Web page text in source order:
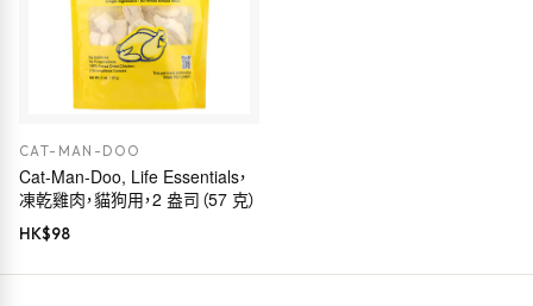
CAT-MAN-DOO
Cat-Man-Doo, Life Essentials，
凍乾雞肉，貓狗用，2 盎司（57 克）
HK$98